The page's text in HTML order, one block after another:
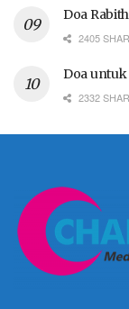
Doa
2405
Doa
2332